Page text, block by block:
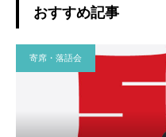
おすすめ記事
寄席・落語会